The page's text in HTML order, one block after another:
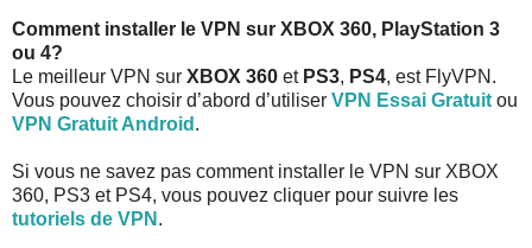
Comment installer le VPN sur XBOX 360, PlayStation 3
ou 4?
Le meilleur VPN sur XBOX 360 et PS3, PS4, est FlyVPN.
Vous pouvez choisir d’abord d’utiliser VPN Essai Gratuit ou
VPN Gratuit Android .
Si vous ne savez pas comment installer le VPN sur XBOX
360, PS3 et PS4, vous pouvez cliquer pour suivre les
tutoriels de VPN .